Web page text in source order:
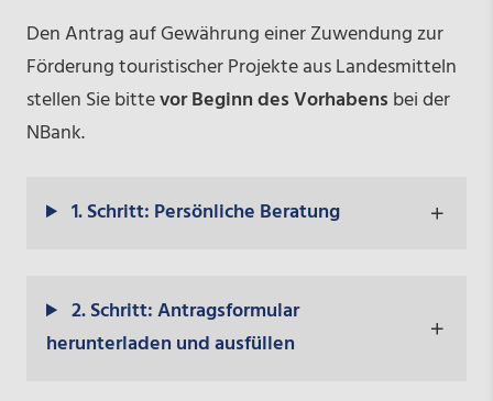
Den Antrag auf Gewährung einer Zuwendung zur
Förderung touristischer Projekte aus Landesmitteln
stellen Sie bittevor Beginn des Vorhabens bei der
NBank.
1. Schritt: Persönliche Beratung
2. Schritt: Antragsformular
herunterladen und ausfüllen